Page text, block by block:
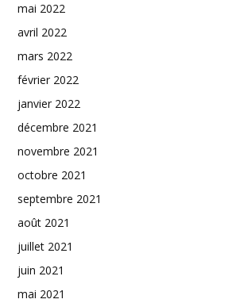
mai 2022
avril 2022
mars 2022
février 2022
janvier 2022
décembre 2021
novembre 2021
octobre 2021
septembre 2021
août 2021
juillet 2021
juin 2021
mai 2021